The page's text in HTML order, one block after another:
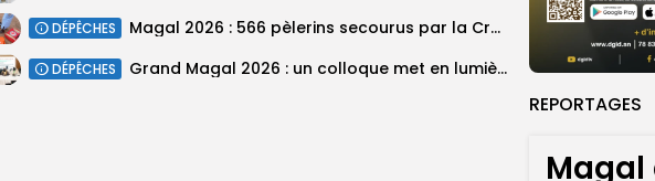
REPORTAGES
Magal
DÉPÊCHES Magal 2026 : 566 pèlerins secourus par la Croix-Rouge sénégalaise
DÉPÊCHES Grand Magal 2026 : un colloque met en lumière la portée universelle...